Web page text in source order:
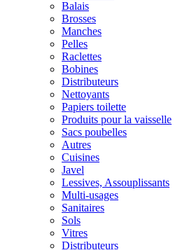
Balais
Brosses
Manches
Pelles
Raclettes
Bobines
Distributeurs
Nettoyants
Papiers toilette
Produits pour la vaisselle
Sacs poubelles
Autres
Cuisines
Javel
Lessives, Assouplissants
Multi-usages
Sanitaires
Sols
Vitres
Distributeurs